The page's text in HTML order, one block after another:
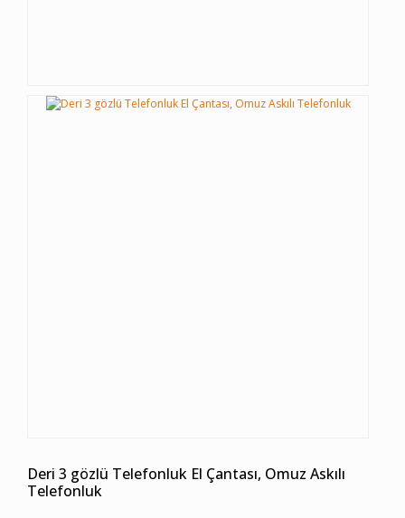
Deri 3 gözlü Telefonluk El Çantası, Omuz Askılı
Telefonluk